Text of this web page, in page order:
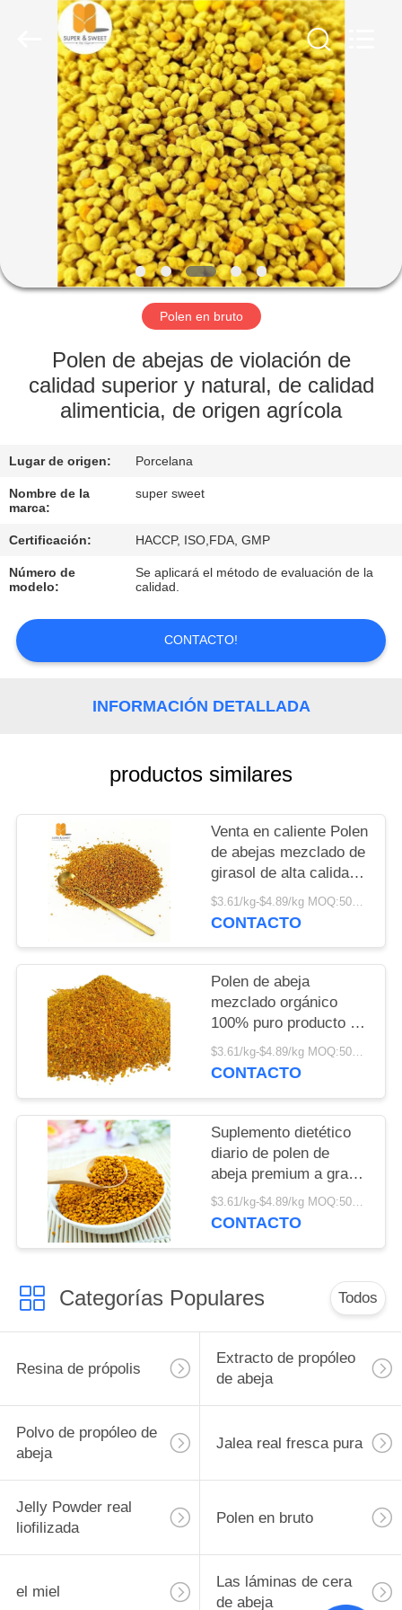
HOGAR
PRODUCTOS
SOBRE
NOSOTROS
VIAJE
FÁBRICA
DE
CALIDAD
EN
CONTACTO
CON
MAPA
DEL
SITIO
POLICY
Biotechnology
Polen en bruto
Polen de abejas de violación de
calidad superior y natural, de calidad
alimenticia, de origen agrícola
Lugar de origen: Porcelana
Nombre de la
marca:
super sweet
Certificación: HACCP, ISO,FDA, GMP
Número de
modelo:
Se aplicará el método de evaluación de la
calidad.
CONTACTO!
INFORMACIÓN DETALLADA
productos similares
Venta en caliente Polen
de abejas mezclado de
girasol de alta calidad
Fabricante Suministro
a granel
$3.61/kg-$4.89/kg MOQ:500 kg
CONTACTO
Polen de abeja
mezclado orgánico
100% puro producto de
abeja natural
suministro de fábrica
girasol
$3.61/kg-$4.89/kg MOQ:500 kg
CONTACTO
Suplemento dietético
diario de polen de
abeja premium a granel
de la cosecha de la
nueva temporada Polen
$3.61/kg-$4.89/kg MOQ:500 kg
CONTACTO
Categorías Populares Todos
Resina de própolis
Extracto de propóleo
de abeja
Polvo de propóleo de
abeja
Jalea real fresca pura
Jelly Powder real
liofilizada
Polen en bruto
el miel
Las láminas de cera
de abeja